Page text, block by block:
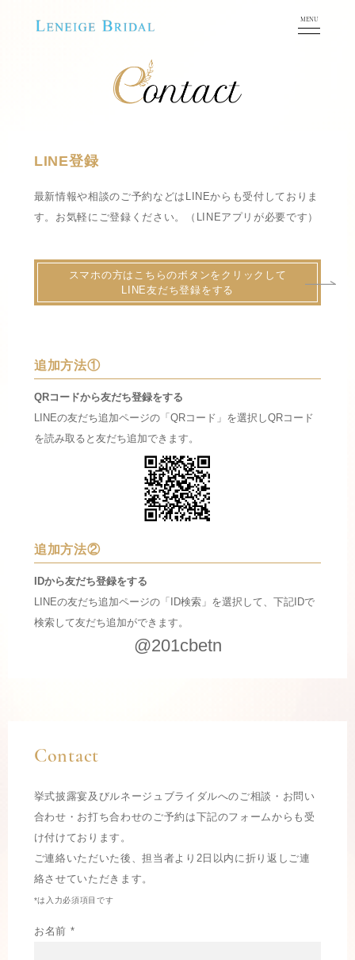
LINE登録
最新情報や相談のご予約などはLINEからも受付しておりま
す。 お気軽にご登録ください。（LINEアプリが必要です）
スマホの方はこちらのボタンをクリックして
LINE友だち登録をする
追加方法①
QRコードから友だち登録をする
LINEの友だち追加ページの「QRコード」を選択しQRコード
を読み取ると友だち追加できます。
追加方法②
IDから友だち登録をする
LINEの友だち追加ページの「ID検索」を選択して、下記IDで
検索して友だち追加ができます。
@201cbetn
Contact
挙式披露宴及びルネージュブライダルへのご相談・お問い
合わせ・お打ち合わせのご予約は下記のフォームからも受
け付けております。
ご連絡いただいた後、担当者より2日以内に折り返しご連
絡させていただきます。
*は入力必須項目です
お名前 *